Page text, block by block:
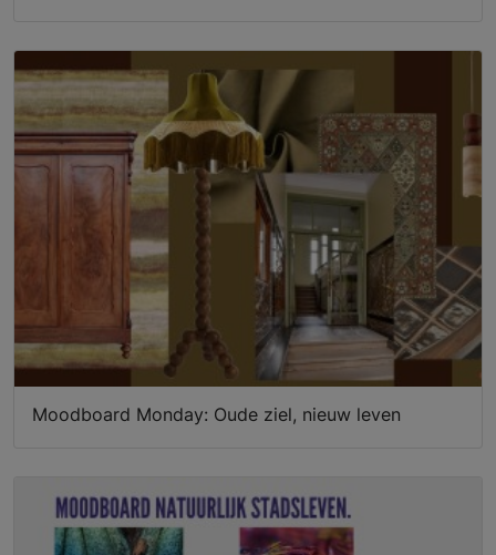
Moodboard Monday: Oude ziel, nieuw leven